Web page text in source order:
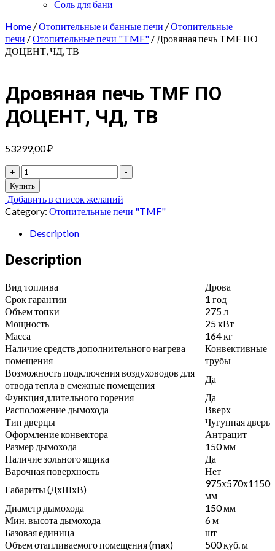
Соль для бани
Home /Отопительные и банные печи /Отопительные
печи /Отопительные печи "TMF" / Дровяная печь TMF ПО
ДОЦЕНТ, ЧД, ТВ
Дровяная печь TMF ПО
ДОЦЕНТ, ЧД, ТВ
53299,00₽
+
Дровяная
печь
TMF
ПО
ДОЦЕНТ,
ЧД,
quantity
-
Купить
Добавить в список желаний
Category: Отопительные печи "TMF"
Description
Description
Вид топлива
Дрова
Срок гарантии
1 год
Объем топки
275 л
Мощность
25 кВт
Масса
164 кг
Наличие средств дополнительного нагрева
помещения
Конвективные
трубы
Возможность подключения воздуховодов для
отвода тепла в смежные помещения
Да
Функция длительного горения
Да
Расположение дымохода
Вверх
Тип дверцы
Чугунная дверь
Оформление конвектора
Антрацит
Размер дымохода
150 мм
Наличие зольного ящика
Да
Варочная поверхность
Нет
Габариты (ДхШхВ)
975х570х1150
мм
Диаметр дымохода
150 мм
Мин. высота дымохода
6 м
Базовая единица
шт
Объем отапливаемого помещения (max)
500 куб. м